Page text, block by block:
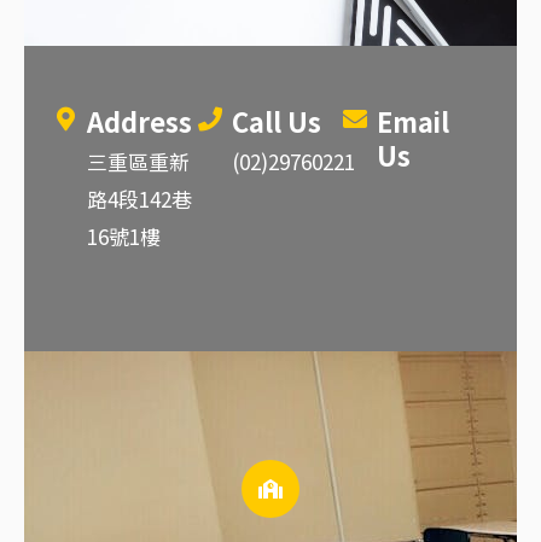
Address
三重區重新
路4段142巷
16號1樓
Call Us
(02)29760221
Email
Us